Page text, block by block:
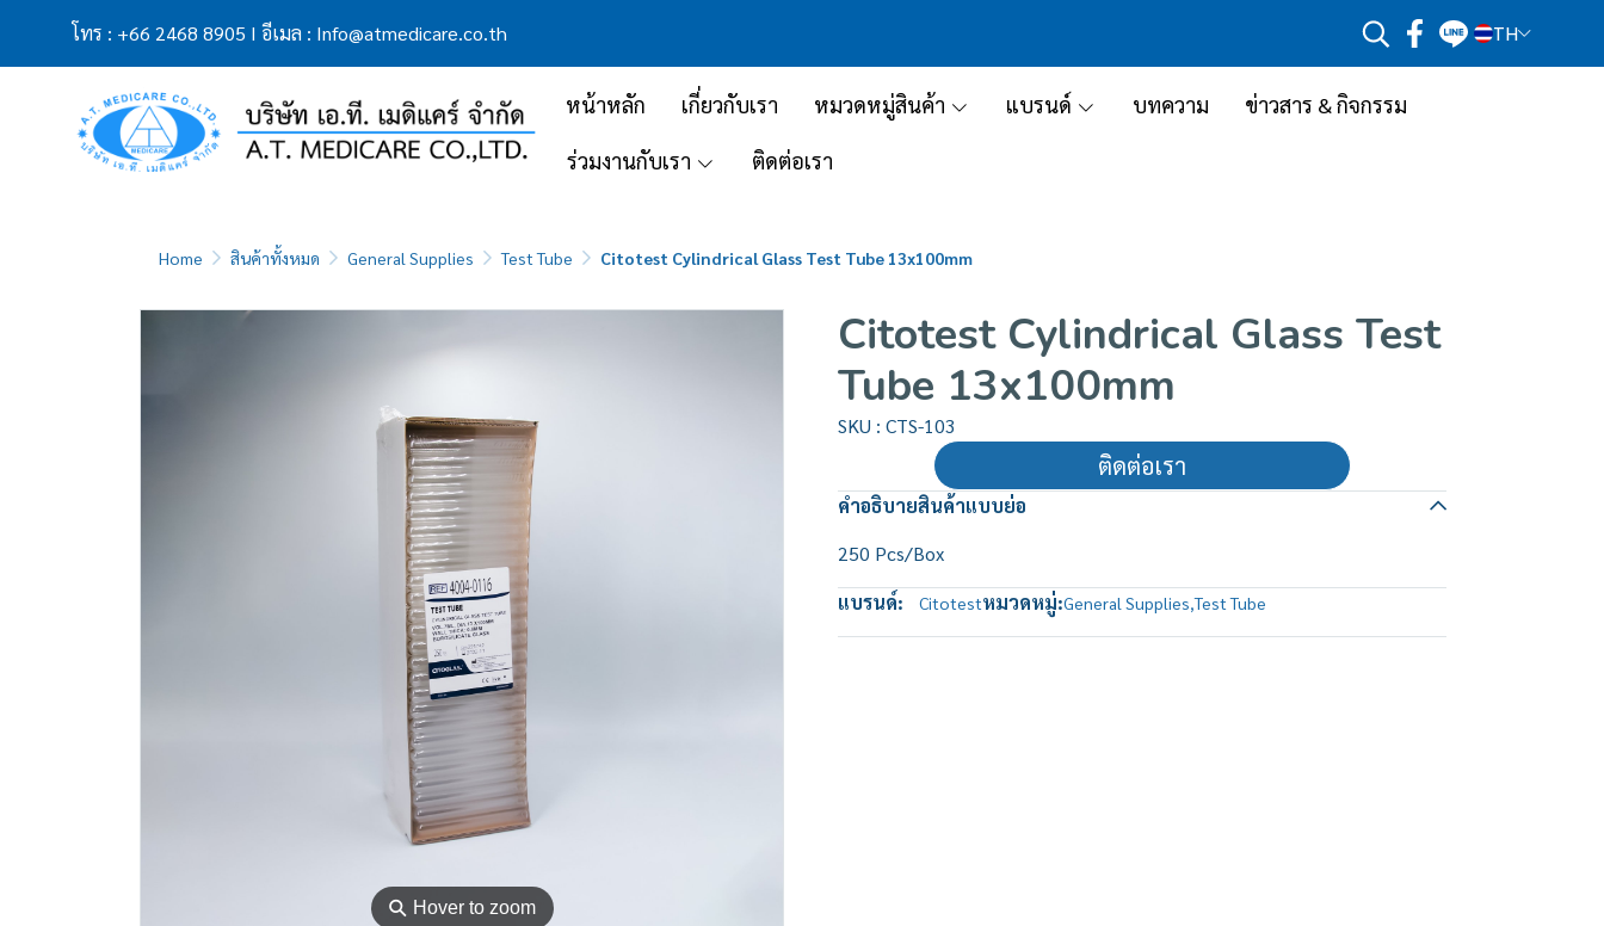
โทร : +66 2468 8905 I อีเมล : Info@atmedicare.co.th TH
หน้าหลัก เกี่ยวกับเรา หมวดหมู่สินค้า แบรนด์ บทความ ข่าวสาร & กิจกรรม
ร่วมงานกับเรา ติดต่อเรา
Home สินค้าทั้งหมด General Supplies Test Tube Citotest Cylindrical Glass Test Tube 13x100mm
⚲ Hover to zoom
Citotest Cylindrical Glass Test
Tube 13x100mm
SKU : CTS-103
ติดต่อเรา
คำอธิบายสินค้าแบบย่อ
250 Pcs/Box
แบรนด์:
Citotestหมวดหมู่:General Supplies,Test Tube